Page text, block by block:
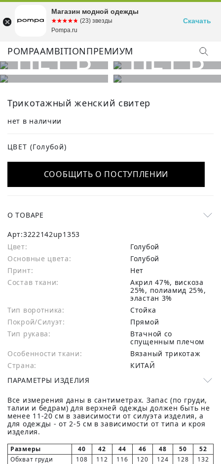
POMPAAMBITIONПРЕМИУМ
Трикотажный женский свитер
нет в наличии
ЦВЕТ (Голубой)
СООБЩИТЬ О ПОСТУПЛЕНИИ
О ТОВАРЕ
Арт:3222142up1353
Цвет:
Голубой
Основные цвета:
голубой
Принт:
Нет
Состав ткани:
акрил 47%, вискоза
25%, полиамид 25%,
эластан 3%
Тип воротника:
Стойка
Покрой/Силуэт:
Прямой
Тип рукава:
Втачной со
спущенным плечом
Особенности ткани:
Вязаный трикотаж
Страна:
КИТАЙ
ПАРАМЕТРЫ ИЗДЕЛИЯ
Все измерения даны в сантиметрах. Запас (по груди,
талии и бедрам) для верхней одежды должен быть не
менее 11-20 см в зависимости от силуэта изделия, а
для одежды - от 2-5 см в зависимости от типа и кроя
изделия.
Размеры 40 42 44 46 48 50
52
Обхват груди
108 112 116 120 124 128
132
Магазин модной одежды
☆☆☆☆☆
★★★★★ (23) звезды
Pompa.ru
Скачать